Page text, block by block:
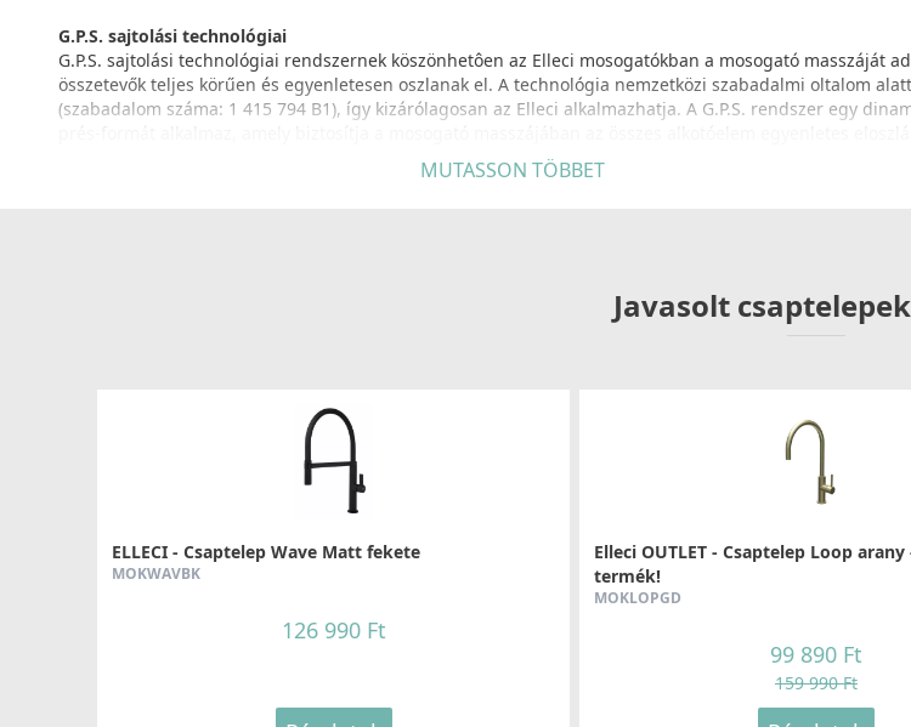
G.P.S. sajtolási technológiai
G.P.S. sajtolási technológiai rendszernek köszönhetôen az Elleci mosogatókban a mosogató masszáját
összetevők teljes körűen és egyenletesen oszlanak el. A technológia nemzetközi szabadalmi oltalom
(szabadalom száma: 1 415 794 B1), így kizárólagosan az Elleci alkalmazhatja. A G.P.S. rendszer egy
miközben a mosogató látható előoldalán is fenntartja az optimális arányokat.
NAGYOBB ELLENÁLLÁS A HŐSOKKAL SZEMBEN
30%-kal nagyobb mértékben áll ellen a hősokknak
Az összetétel részét képező UV-védelemnek köszönhetően az anyag
ANTIBAKTERIÁLIS VÉDELEM
Az anyag összetételéből adódóan meggátolja a mikroorganizmusok kifejlődését, valamint elősegíti a
baktériumok eltávolítását, ezzel higiéniát és tisztaságot hoz a konyhába. Az antibakteriális rendszert
100%-os antibakteriális védelmet nyújtanak
Ellenáll a kávé, bor, zsír, gyümölcslé, citrom, valamint a fehérítôszer okozta foltoknak.
MUTASSON TÖBBET
Javasolt
ELLECI - Csaptelep Wave Matt fekete
MOKWAVBK
126 990 Ft
Elleci OUTLET - Csaptelep Loop
termék!
MOKLOPGD
99 890 Ft
159 990 Ft